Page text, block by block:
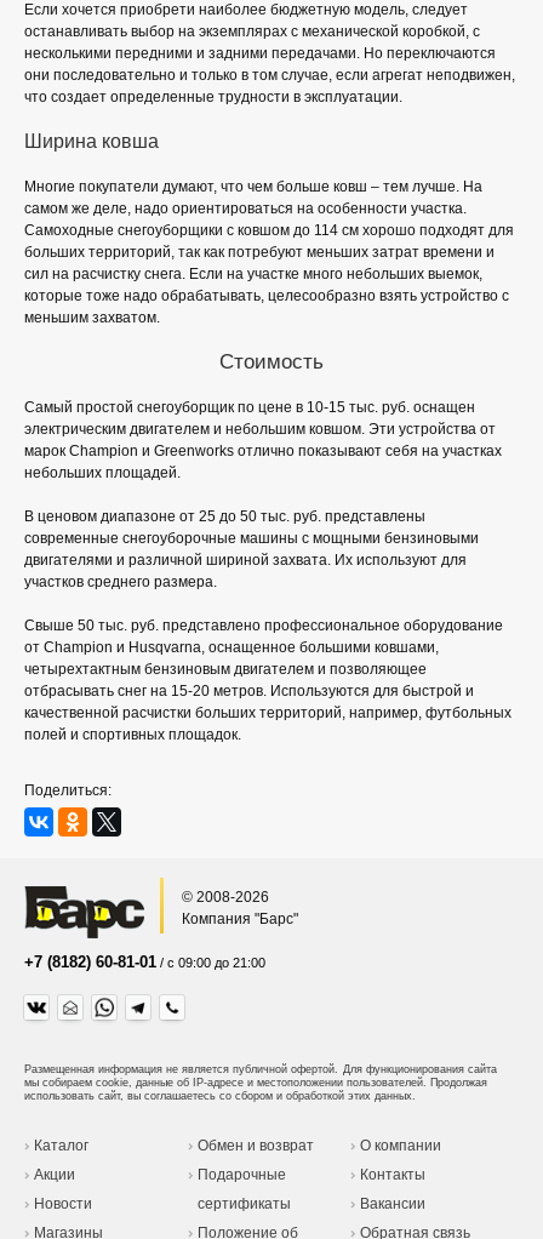
Если хочется приобрети наиболее бюджетную модель, следует
останавливать выбор на экземплярах с механической коробкой, с
несколькими передними и задними передачами. Но переключаются
они последовательно и только в том случае, если агрегат неподвижен,
что создает определенные трудности в эксплуатации.
Ширина ковша
Многие покупатели думают, что чем больше ковш – тем лучше. На
самом же деле, надо ориентироваться на особенности участка.
Самоходные снегоуборщики с ковшом до 114 см хорошо подходят для
больших территорий, так как потребуют меньших затрат времени и
сил на расчистку снега. Если на участке много небольших выемок,
которые тоже надо обрабатывать, целесообразно взять устройство с
меньшим захватом.
Стоимость
Самый простой снегоуборщик по цене в 10-15 тыс. руб. оснащен
электрическим двигателем и небольшим ковшом. Эти устройства от
марок Champion и Greenworks отлично показывают себя на участках
небольших площадей.
В ценовом диапазоне от 25 до 50 тыс. руб. представлены
современные снегоуборочные машины с мощными бензиновыми
двигателями и различной шириной захвата. Их используют для
участков среднего размера.
Свыше 50 тыс. руб. представлено профессиональное оборудование
от Champion и Husqvarna, оснащенное большими ковшами,
четырехтактным бензиновым двигателем и позволяющее
отбрасывать снег на 15-20 метров. Используются для быстрой и
качественной расчистки больших территорий, например, футбольных
полей и спортивных площадок.
Поделиться:
© 2008-2026
Компания "Барс"
+7 (8182) 60-81-01 / с 09:00 до 21:00
Размещенная информация не является публичной офертой. Для функционирования сайта
мы собираем cookie, данные об IP-адресе и местоположении пользователей. Продолжая
использовать сайт, вы соглашаетесь со сбором и обработкой этих данных.
Каталог
Акции
Новости
Магазины
Обмен и возврат
Подарочные
сертификаты
Положение об
О компании
Контакты
Вакансии
Обратная связь